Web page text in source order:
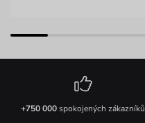
+750 000spokojených zákazníků